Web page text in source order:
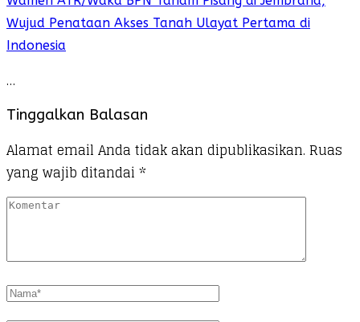
Wujud Penataan Akses Tanah Ulayat Pertama di
Indonesia
…
Tinggalkan Balasan
Alamat email Anda tidak akan dipublikasikan. Ruas
yang wajib ditandai *